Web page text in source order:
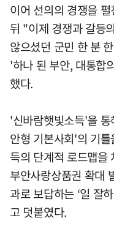
이어 선의의 경쟁을
뒤 "이제 경쟁과 갈등
않으셨던 군민 한 분
'하나 된 부안, 대통합
했다.
'신바람햇빛소득'을
안형 기본사회'의 기
득의 단계적 로드맵을
부안사랑상품권 확대
과로 보답하는 ‘일 잘
고 덧붙였다.